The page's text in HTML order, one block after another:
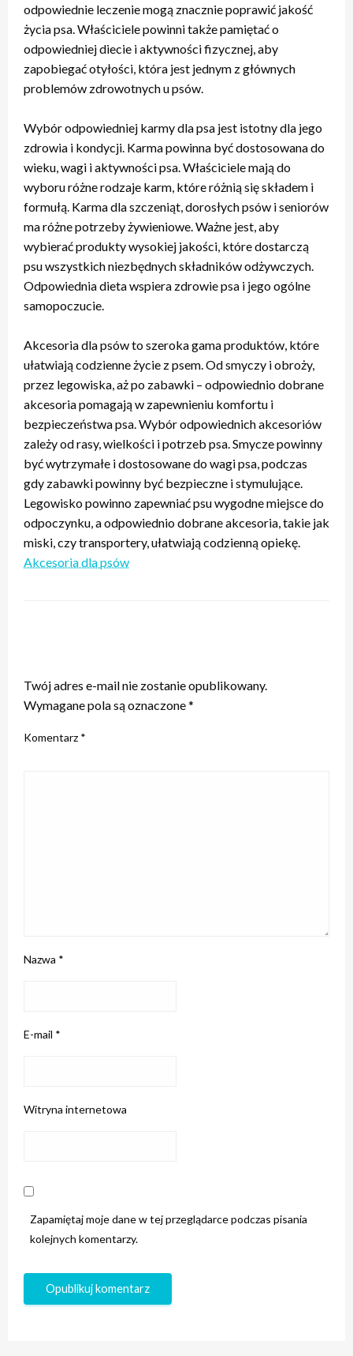
odpowiednie leczenie mogą znacznie poprawić jakość
życia psa. Właściciele powinni także pamiętać o
odpowiedniej diecie i aktywności fizycznej, aby
zapobiegać otyłości, która jest jednym z głównych
problemów zdrowotnych u psów.
Wybór odpowiedniej karmy dla psa jest istotny dla jego
zdrowia i kondycji. Karma powinna być dostosowana do
wieku, wagi i aktywności psa. Właściciele mają do
wyboru różne rodzaje karm, które różnią się składem i
formułą. Karma dla szczeniąt, dorosłych psów i seniorów
ma różne potrzeby żywieniowe. Ważne jest, aby
wybierać produkty wysokiej jakości, które dostarczą
psu wszystkich niezbędnych składników odżywczych.
Odpowiednia dieta wspiera zdrowie psa i jego ogólne
samopoczucie.
Akcesoria dla psów to szeroka gama produktów, które
ułatwiają codzienne życie z psem. Od smyczy i obroży,
przez legowiska, aż po zabawki – odpowiednio dobrane
akcesoria pomagają w zapewnieniu komfortu i
bezpieczeństwa psa. Wybór odpowiednich akcesoriów
zależy od rasy, wielkości i potrzeb psa. Smycze powinny
być wytrzymałe i dostosowane do wagi psa, podczas
gdy zabawki powinny być bezpieczne i stymulujące.
Legowisko powinno zapewniać psu wygodne miejsce do
odpoczynku, a odpowiednio dobrane akcesoria, takie jak
miski, czy transportery, ułatwiają codzienną opiekę.
Akcesoria dla psów
Twój adres e-mail nie zostanie opublikowany.
Wymagane pola są oznaczone*
Komentarz *
Nazwa *
E-mail *
Witryna internetowa
Zapamiętaj moje dane w tej przeglądarce podczas pisania
kolejnych komentarzy.